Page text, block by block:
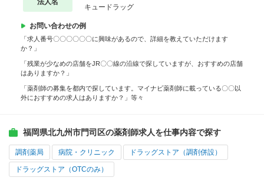
法人名
キュードラッグ
お問い合わせの例
「求人番号〇〇〇〇〇〇に興味があるので、詳細を教えていただけます
か？」
「残業が少なめの店舗をJR〇〇線の沿線で探していますが、おすすめの店舗
はありますか？」
「薬剤師の募集を都内で探しています。マイナビ薬剤師に載っている〇〇以
外におすすめの求人はありますか？」等々
福岡県北九州市門司区の薬剤師求人を仕事内容で探す
調剤薬局 病院・クリニック ドラッグストア（調剤併設）
ドラッグストア（OTCのみ）